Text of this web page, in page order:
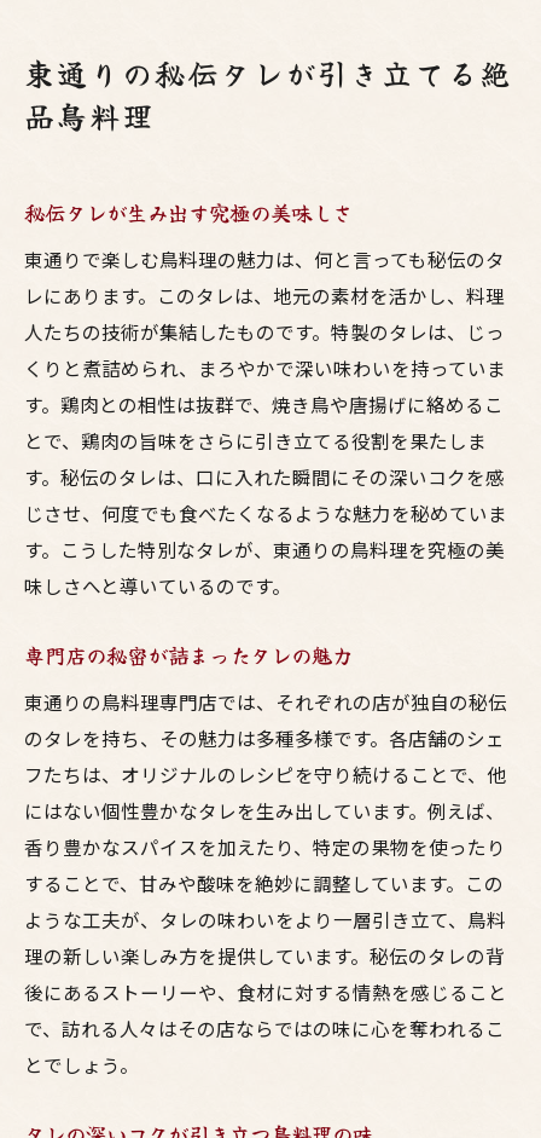
東通りの秘伝タレが引き立てる絶
品鳥料理
秘伝タレが生み出す究極の美味しさ
東通りで楽しむ鳥料理の魅力は、何と言っても秘伝のタ
レにあります。このタレは、地元の素材を活かし、料理
人たちの技術が集結したものです。特製のタレは、じっ
くりと煮詰められ、まろやかで深い味わいを持っていま
す。鶏肉との相性は抜群で、焼き鳥や唐揚げに絡めるこ
とで、鶏肉の旨味をさらに引き立てる役割を果たしま
す。秘伝のタレは、口に入れた瞬間にその深いコクを感
じさせ、何度でも食べたくなるような魅力を秘めていま
す。こうした特別なタレが、東通りの鳥料理を究極の美
味しさへと導いているのです。
専門店の秘密が詰まったタレの魅力
東通りの鳥料理専門店では、それぞれの店が独自の秘伝
のタレを持ち、その魅力は多種多様です。各店舗のシェ
フたちは、オリジナルのレシピを守り続けることで、他
にはない個性豊かなタレを生み出しています。例えば、
香り豊かなスパイスを加えたり、特定の果物を使ったり
することで、甘みや酸味を絶妙に調整しています。この
ような工夫が、タレの味わいをより一層引き立て、鳥料
理の新しい楽しみ方を提供しています。秘伝のタレの背
後にあるストーリーや、食材に対する情熱を感じること
で、訪れる人々はその店ならではの味に心を奪われるこ
とでしょう。